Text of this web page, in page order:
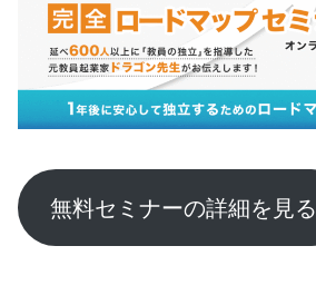
無料セミナーの詳細を見る